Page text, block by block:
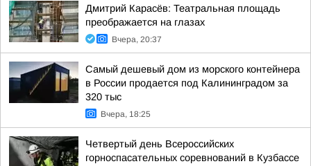
Дмитрий Карасёв: Театральная площадь
преображается на глазах
Вчера, 20:37
Самый дешевый дом из морского контейнера
в России продается под Калининградом за
320 тыс
Вчера, 18:25
Четвертый день Всероссийских
горноспасательных соревнований в Кузбассе